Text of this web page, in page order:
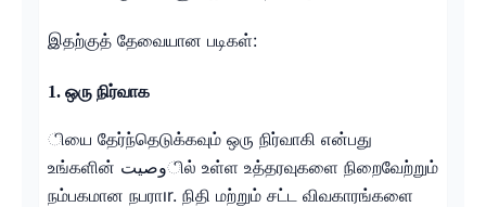
இதற்குத் தேவையான படிகள்:
1. ஒரு நிர்வாக
ியை தேர்ந்தெடுக்கவும் ஒரு நிர்வாகி என்பது
உங்களின் وصيتில் உள்ள உத்தரவுகளை நிறைவேற்றும்
நம்பகமான நபராır. நிதி மற்றும் சட்ட விவகாரங்களை